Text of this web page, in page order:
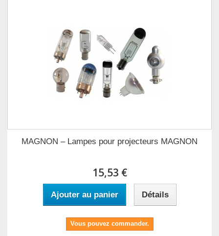
MAGNON – Lampes pour projecteurs MAGNON
15,53 €
Ajouter au panier Détails
Vous pouvez commander.